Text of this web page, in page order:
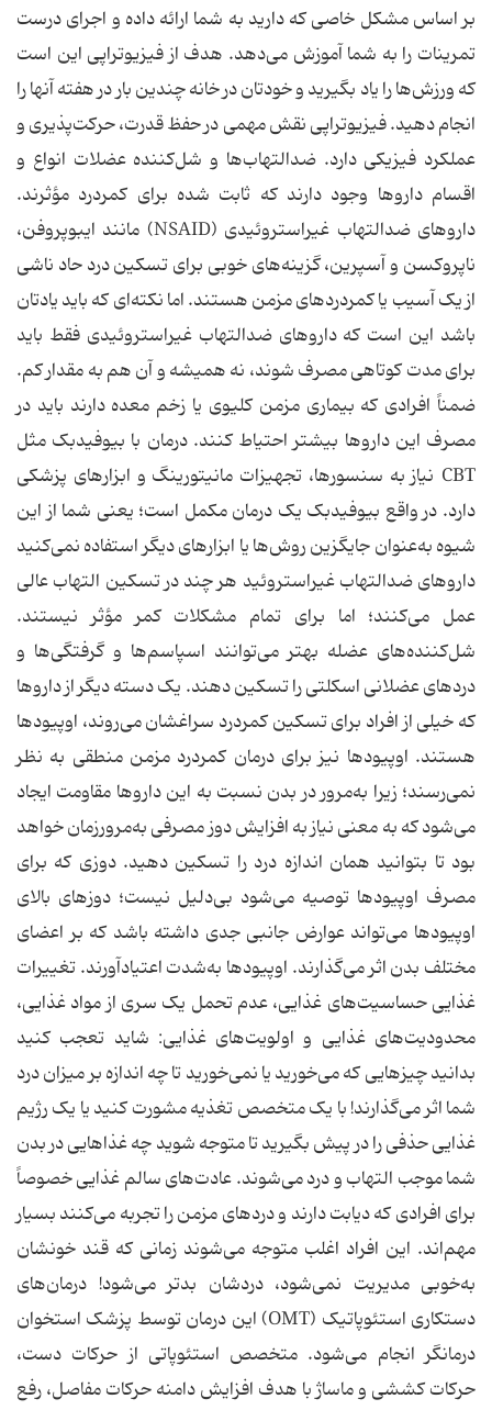
بر اساس مشکل خاصی که دارید به شما ارائه داده و اجرای درست
تمرینات را به شما آموزش می‌دهد. هدف از فیزیوتراپی این است
که ورزش‌ها را یاد بگیرید و خودتان در خانه چندین بار در هفته آنها را
انجام دهید. فیزیوتراپی نقش مهمی در حفظ قدرت، حرکت‌پذیری و
عملکرد فیزیکی دارد. ضدالتهاب‌ها و شل‌کننده عضلات انواع و
اقسام داروها وجود دارند که ثابت شده برای کمردرد مؤثرند.
داروهای ضدالتهاب غیراستروئیدی (NSAID) مانند ایبوپروفن،
ناپروکسن و آسپرین، گزینه‌های خوبی برای تسکین درد حاد ناشی
از یک آسیب یا کمردردهای مزمن هستند. اما نکته‌ای که باید یادتان
باشد این است که داروهای ضدالتهاب غیراستروئیدی فقط باید
برای مدت کوتاهی مصرف شوند، نه همیشه و آن هم به مقدار کم.
ضمناً افرادی که بیماری مزمن کلیوی یا زخم معده دارند باید در
مصرف این داروها بیشتر احتیاط کنند. درمان با بیوفیدبک مثل
CBT نیاز به سنسورها، تجهیزات مانیتورینگ و ابزارهای پزشکی
دارد. در واقع بیوفیدبک یک درمان مکمل است؛ یعنی شما از این
شیوه به‌عنوان جایگزین روش‌ها یا ابزارهای دیگر استفاده نمی‌کنید
داروهای ضدالتهاب غیراستروئید هر چند در تسکین التهاب عالی
عمل می‌کنند؛ اما برای تمام مشکلات کمر مؤثر نیستند.
شل‌کننده‌های عضله بهتر می‌توانند اسپاسم‌ها و گرفتگی‌ها و
دردهای عضلانی اسکلتی را تسکین دهند. یک دسته دیگر از داروها
که خیلی از افراد برای تسکین کمردرد سراغشان می‌روند، اوپیودها
هستند. اوپیودها نیز برای درمان کمردرد مزمن منطقی به نظر
نمی‌رسند؛ زیرا به‌مرور در بدن نسبت به این داروها مقاومت ایجاد
می‌شود که به معنی نیاز به افزایش دوز مصرفی به‌مرورزمان خواهد
بود تا بتوانید همان اندازه درد را تسکین دهید. دوزی که برای
مصرف اوپیودها توصیه می‌شود بی‌دلیل نیست؛ دوزهای بالای
اوپیودها می‌تواند عوارض جانبی جدی داشته باشد که بر اعضای
مختلف بدن اثر می‌گذارند. اوپیودها به‌شدت اعتیادآورند. تغییرات
غذایی حساسیت‌های غذایی، عدم تحمل یک سری از مواد غذایی،
محدودیت‌های غذایی و اولویت‌های غذایی: شاید تعجب کنید
بدانید چیزهایی که می‌خورید یا نمی‌خورید تا چه اندازه بر میزان درد
شما اثر می‌گذارند! با یک متخصص تغذیه مشورت کنید یا یک رژیم
غذایی حذفی را در پیش بگیرید تا متوجه شوید چه غذاهایی در بدن
شما موجب التهاب و درد می‌شوند. عادت‌های سالم غذایی خصوصاً
برای افرادی که دیابت دارند و دردهای مزمن را تجربه می‌کنند بسیار
مهم‌اند. این افراد اغلب متوجه می‌شوند زمانی که قند خونشان
به‌خوبی مدیریت نمی‌شود، دردشان بدتر می‌شود! درمان‌های
دستکاری استئوپاتیک (OMT) این درمان توسط پزشک استخوان
درمانگر انجام می‌شود. متخصص استئوپاتی از حرکات دست،
حرکات کششی و ماساژ با هدف افزایش دامنه حرکات مفاصل، رفع